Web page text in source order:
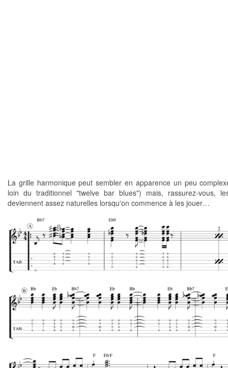
La grille harmonique peut sembler en apparence un peu
loin du traditionnel "twelve bar blues") mais, rassurez-vous,
deviennent assez naturelles lorsqu'on commence à les jouer…